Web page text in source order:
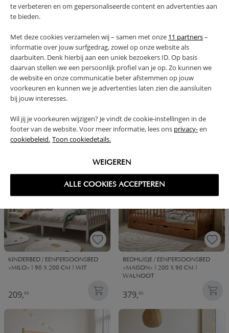
te verbeteren en om gepersonaliseerde content en advertenties aan
te bieden.
Met deze cookies verzamelen wij – samen met onze 11 partners–
informatie over jouw surfgedrag, zowel op onze website als
daarbuiten. Denk hierbij aan een uniek bezoekers ID. Op basis
daarvan stellen we een persoonlijk profiel van je op. Zo kunnen we
de website en onze communicatie beter afstemmen op jouw
voorkeuren en kunnen we je advertenties laten zien die aansluiten
bij jouw interesses.
Wil jij je voorkeuren wijzigen? Je vindt de cookie-instellingen in de
footer van de website. Voor meer informatie, lees ons privacy-en
cookiebeleid. Toon cookiedetails.
WEIGEREN
ALLE COOKIES ACCEPTEREN
439,95 159,95
KINDERBED / EENPERSOONSBED
«MILO» | 90 X 200 CM | WIT
209,95
BEDHUISJE / EENPERSOONSBED
«MAISON» | 200 X 90 CM |
WALNOOT
379,95